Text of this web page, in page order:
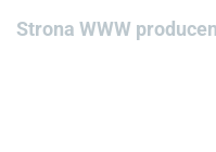
Strona WWW